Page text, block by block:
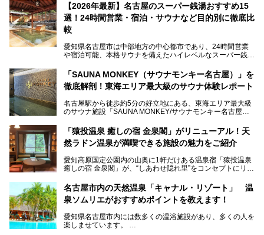
この地で30年にわたり愛され続けてきた施設だからこそ、
地元住民をはじめオープンを待ちわびている人も多いのでは
ないでしょうか。
老朽化した設備の補修を機に、2年前からじっくり構想を練
ってきたというだけあって、館内の充実度は想像以上。
以前の4倍に拡張したという露天エリアや10の浴槽、40人収
容の巨大なスタジアムサウナに、岩盤浴やリラクゼーション
までまるごと楽しめる施設に生まれ変わりました。
今回は、全面リニューアルして新しくなった「スパアクアス
【2026年最新】名古屋のスーパー銭湯おすすめ15
選！24時間営業・宿泊・サウナなど目的別に徹底比
較
愛知県名古屋市は中部地方の中心都市であり、24時間営業
や宿泊可能、本格サウナを備えたハイレベルなスーパー銭湯
そのため、「日々の仕事の疲れを心身ともにリセットした
い」「休日に時間を忘れて1日中ダラダラ過ごしたい」「コ
くある点が魅力です！
お好みの温泉施設を見つけて楽しんでくださいね。
「SAUNA MONKEY（サウナモンキー名古屋）」を
徹底解剖！東海エリア最大級のサウナ体験レポート
名古屋駅から徒歩約5分の好立地にある、東海エリア最大級
のサウナ施設「SAUNA MONKEY/サウナモンキー名古屋」
「名古屋駅周辺ってサウナが少ないよね」という声をよく耳
にするだけあり、アクセスの良さにも胸が高鳴ります。
今回は普段は男性専用となっているパブリックサウナが、女
さっそく取材してきました！
「猿投温泉 癒しの宿 金泉閣」がリニューアル！天
然ラドン温泉が満喫できる施設の魅力をご紹介
愛知高原国定公園内の山奥に1軒だけある温泉宿「猿投温泉
癒しの宿 金泉閣」が、“しあわせ隠れ里”をコンセプトにリニ
天然ラドン温泉が堪能できるお風呂や、新設・改装された客
室、地元の食材と温泉水で作られたお料理……。
ご紹介します。
名古屋市内の天然温泉「キャナル・リゾート」 温
泉ソムリエがおすすめポイントを教えます！
愛知県名古屋市内には数多くの温浴施設があり、多くの人を
楽しませています。